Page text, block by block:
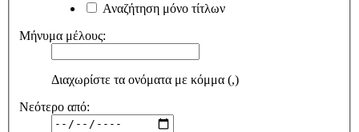
Αναζήτηση μόνο τίτλων
Μήνυμα μέλους:
Διαχωρίστε τα ονόματα με κόμμα (,)
Νεότερο από: